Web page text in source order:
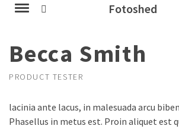
Fotoshed
Becca Smith
PRODUCT TESTER
lacinia ante lacus, in malesuada arcu
Phasellus in metus est. Proin aliquet est